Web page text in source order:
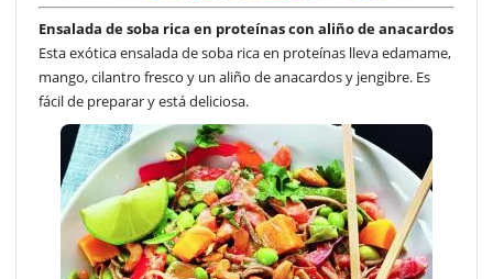
Ensalada de soba rica en proteínas con aliño de anacardos
Esta exótica ensalada de soba rica en proteínas lleva edamame,
mango, cilantro fresco y un aliño de anacardos y jengibre. Es
fácil de preparar y está deliciosa.